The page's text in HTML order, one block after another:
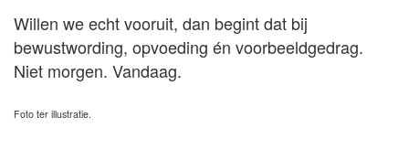
Willen we echt vooruit, dan begint dat bij
bewustwording, opvoeding én voorbeeldgedrag.
Niet morgen. Vandaag.
Foto ter illustratie.